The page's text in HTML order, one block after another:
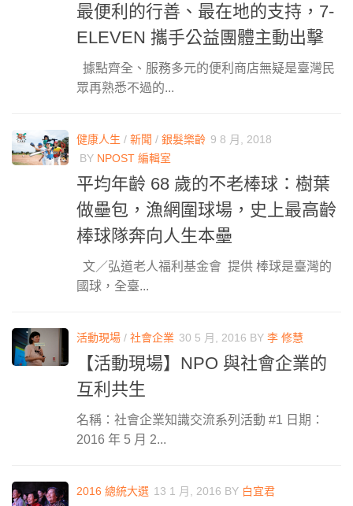
最便利的行善、最在地的支持，7-
ELEVEN 攜手公益團體主動出擊
據點齊全、服務多元的便利商店無疑是臺灣民
眾再熟悉不過的...
健康人生 / 新聞 / 銀髮樂齡 9 8 月, 2018
BY NPOST 編輯室
平均年齡 68 歲的不老棒球：樹葉
做壘包，漁網圍球場，史上最高齡
棒球隊奔向人生本壘
文／弘道老人福利基金會 提供 棒球是臺灣的
國球，全臺...
活動現場 / 社會企業 30 5 月, 2016 BY 李 修慧
【活動現場】NPO 與社會企業的
互利共生
名稱：社會企業知識交流系列活動 #1 日期：
2016 年 5 月 2...
2016 總統大選 13 1 月, 2016 BY 白宜君